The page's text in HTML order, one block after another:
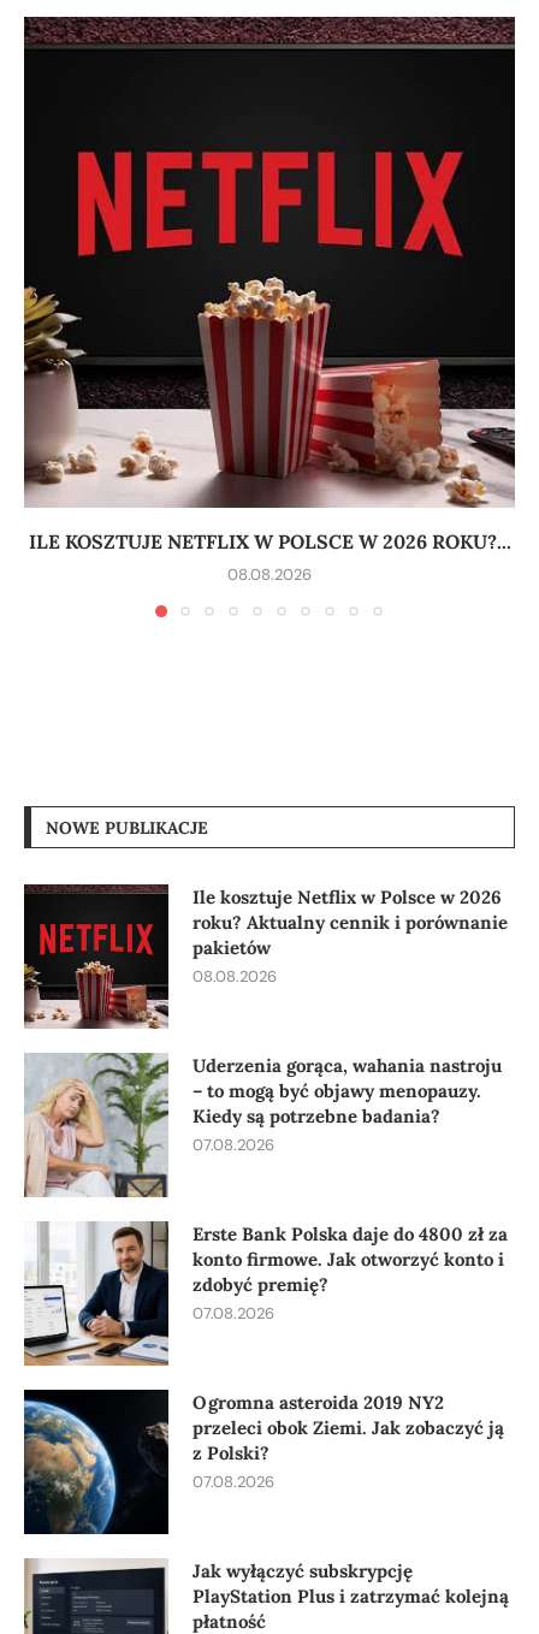
ILE KOSZTUJE NETFLIX W POLSCE W 2026 ROKU?...
08.08.2026
NOWE PUBLIKACJE
Ile kosztuje Netflix w Polsce w 2026
roku? Aktualny cennik i porównanie
pakietów
08.08.2026
Uderzenia gorąca, wahania nastroju
– to mogą być objawy menopauzy.
Kiedy są potrzebne badania?
07.08.2026
Erste Bank Polska daje do 4800 zł za
konto firmowe. Jak otworzyć konto i
zdobyć premię?
07.08.2026
Ogromna asteroida 2019 NY2
przeleci obok Ziemi. Jak zobaczyć ją
z Polski?
07.08.2026
Jak wyłączyć subskrypcję
PlayStation Plus i zatrzymać kolejną
płatność